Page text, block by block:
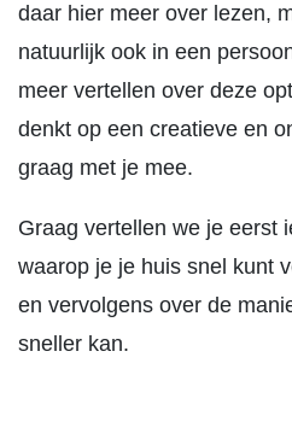
daar hier meer over lezen,
natuurlijk ook in een
meer vertellen over deze
denkt op een creatieve en
graag met je mee.
Graag vertellen we je eerst
waarop je je huis snel kunt
en vervolgens over de
sneller kan.